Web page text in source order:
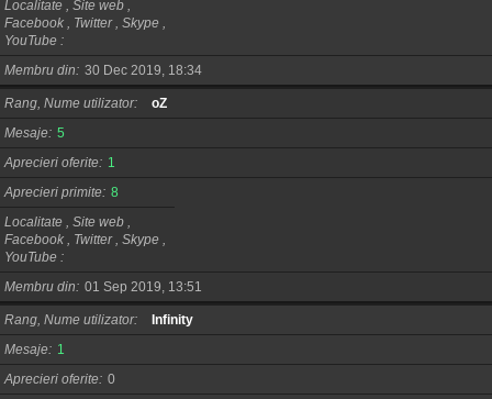
Localitate , Site web ,
Facebook , Twitter , Skype ,
YouTube
Membru din
30 Dec 2019, 18:34
Rang, Nume utilizator
oZ
Mesaje 5
Aprecieri oferite
1
Aprecieri primite 8
Localitate , Site web ,
Facebook , Twitter , Skype ,
YouTube
Membru din
01 Sep 2019, 13:51
Rang, Nume utilizator
Infinity
Mesaje
1
Aprecieri oferite 0